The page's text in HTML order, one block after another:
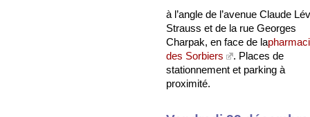
à l’angle de l’avenue Claude
Strauss et de la rue Georges
Charpak, en face de la
des Sorbiers
. Places de
stationnement et parking à
proximité.